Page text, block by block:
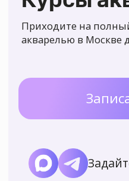
Уже 17 лет мы учим рисовать
взрослых и детей с нуля
Записаться
Задайте вопрос